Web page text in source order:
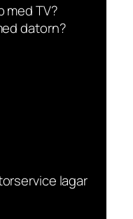
med TV?
datorn?
lagar